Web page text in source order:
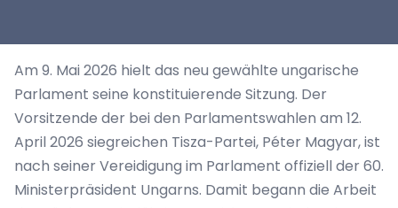
Am 9. Mai 2026 hielt das neu gewählte ungarische
Parlament seine konstituierende Sitzung. Der
Vorsitzende der bei den Parlamentswahlen am 12.
April 2026 siegreichen Tisza-Partei, Péter Magyar, ist
nach seiner Vereidigung im Parlament offiziell der 60.
Ministerpräsident Ungarns. Damit begann die Arbeit